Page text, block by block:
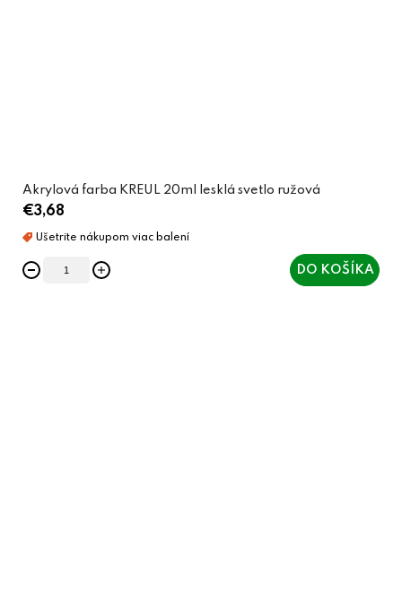
Akrylová farba KREUL 20ml lesklá svetlo ružová
€3,68
DO KOŠÍKA